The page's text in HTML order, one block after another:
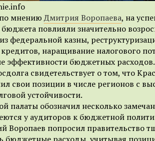
мнениюДмитрия Воропаева, на
повлияли значительно
федеральной казны,
наращивание налогового
эффективности бюджетных
свидетельствует о том, что
свои позиции в числе регионов с
устойчивости.
палаты обозначил несколько
у аудиторов к бюджетной
Воропаев попросил правительство